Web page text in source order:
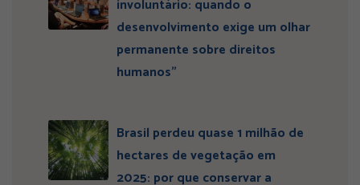
involuntário: quando o
desenvolvimento exige um olhar
permanente sobre direitos
humanos”
Brasil perdeu quase 1 milhão de
hectares de vegetação em
2025: por que conservar a